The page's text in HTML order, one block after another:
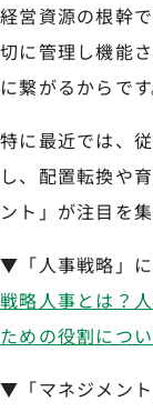
経営資源の根幹
切に管理し機能
に繋がるからです
特に最近では、
し、配置転換や
ント」が注目を
▼「人事戦略」
戦略人事とは？
ための役割につ
▼「マネジメン